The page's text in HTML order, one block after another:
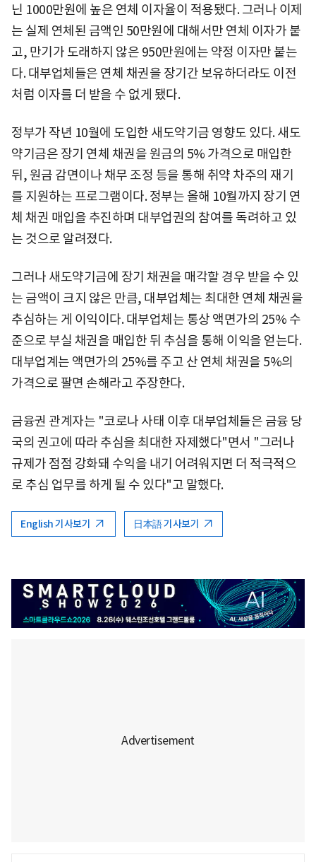
닌 1000만원에 높은 연체 이자율이 적용됐다. 그러나 이제
는 실제 연체된 금액인 50만원에 대해서만 연체 이자가 붙
고, 만기가 도래하지 않은 950만원에는 약정 이자만 붙는
다. 대부업체들은 연체 채권을 장기간 보유하더라도 이전
처럼 이자를 더 받을 수 없게 됐다.
정부가 작년 10월에 도입한 새도약기금 영향도 있다. 새도
약기금은 장기 연체 채권을 원금의 5% 가격으로 매입한
뒤, 원금 감면이나 채무 조정 등을 통해 취약 차주의 재기
를 지원하는 프로그램이다. 정부는 올해 10월까지 장기 연
체 채권 매입을 추진하며 대부업권의 참여를 독려하고 있
는 것으로 알려졌다.
그러나 새도약기금에 장기 채권을 매각할 경우 받을 수 있
는 금액이 크지 않은 만큼, 대부업체는 최대한 연체 채권을
추심하는 게 이익이다. 대부업체는 통상 액면가의 25% 수
준으로 부실 채권을 매입한 뒤 추심을 통해 이익을 얻는다.
대부업계는 액면가의 25%를 주고 산 연체 채권을 5%의
가격으로 팔면 손해라고 주장한다.
금융권 관계자는 "코로나 사태 이후 대부업체들은 금융 당
국의 권고에 따라 추심을 최대한 자제했다"면서 "그러나
규제가 점점 강화돼 수익을 내기 어려워지면 더 적극적으
로 추심 업무를 하게 될 수 있다"고 말했다.
English 기사보기 日本語 기사보기